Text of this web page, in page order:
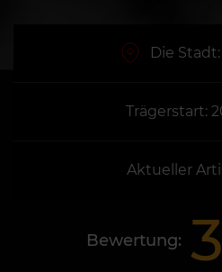
Die Stadt:
Trägerstart:
Aktueller
Bewertung: